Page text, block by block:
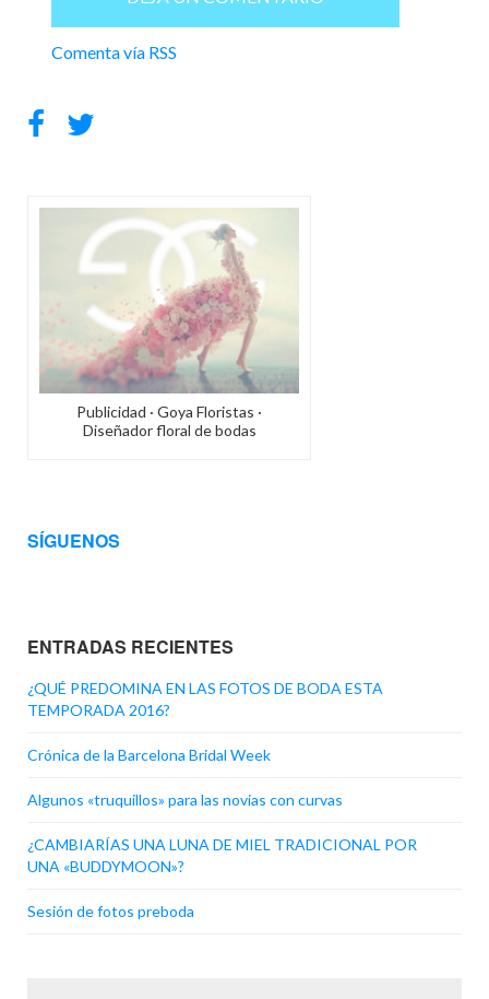
Comenta vía RSS
Publicidad · Goya Floristas ·
Diseñador floral de bodas
SÍGUENOS
ENTRADAS RECIENTES
¿QUÉ PREDOMINA EN LAS FOTOS DE BODA ESTA
TEMPORADA 2016?
Crónica de la Barcelona Bridal Week
Algunos «truquillos» para las novias con curvas
¿CAMBIARÍAS UNA LUNA DE MIEL TRADICIONAL POR
UNA «BUDDYMOON»?
Sesión de fotos preboda